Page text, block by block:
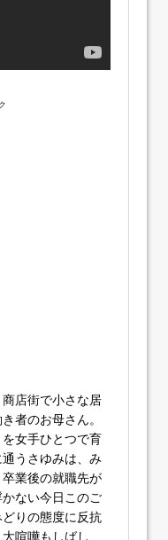
商店街で小さな居
者のお母さん。
を女手ひとつで育
うさゆみは、み
業後の就職先が
ない今日このご
りの態度に反抗
喧嘩もしばし